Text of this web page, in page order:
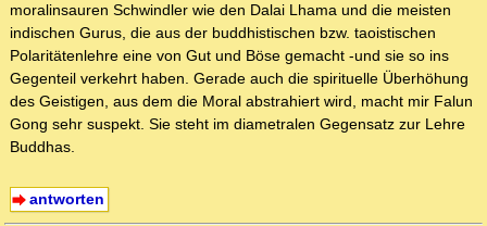
moralinsauren Schwindler wie den Dalai Lhama und die meisten
indischen Gurus, die aus der buddhistischen bzw. taoistischen
Polaritätenlehre eine von Gut und Böse gemacht -und sie so ins
Gegenteil verkehrt haben. Gerade auch die spirituelle Überhöhung
des Geistigen, aus dem die Moral abstrahiert wird, macht mir Falun
Gong sehr suspekt. Sie steht im diametralen Gegensatz zur Lehre
Buddhas.
antworten